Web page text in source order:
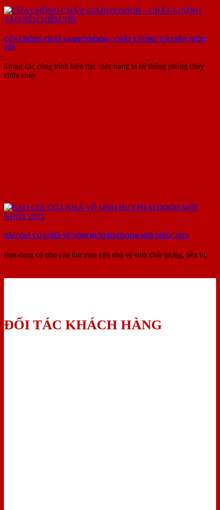
CỬA CHỐNG CHÁY GIAHUYDOOR – CHẤT LƯỢNG TẠO NÊN NIỀM
TIN
Trong các công trình hiện đại, việc trang bị hệ thống phòng cháy
chữa cháy
BÁO GIÁ CỬA NHÀ VỆ SINH HUYPHATDOOR MỚI NHẤT 2025
Bạn đang có nhu cầu tìm mua cửa nhà vệ sinh chất lượng, bền bỉ,
ĐỐI TÁC KHÁCH HÀNG